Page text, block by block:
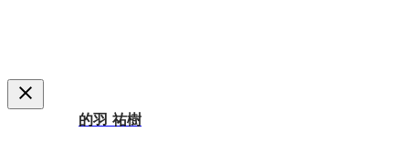
的羽 祐樹